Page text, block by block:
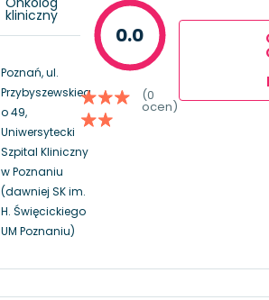
kliniczny
Poznań, ul.
Przybyszewskieg
o 49,
Uniwersytecki
Szpital Kliniczny
w Poznaniu
(dawniej SK im.
H. Święcickiego
UM Poznaniu)
0.0
(0
ocen)